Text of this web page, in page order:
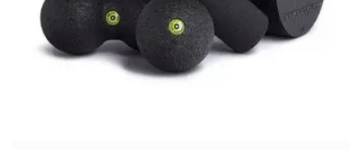
Straipsniai
Sėkmės istorijos